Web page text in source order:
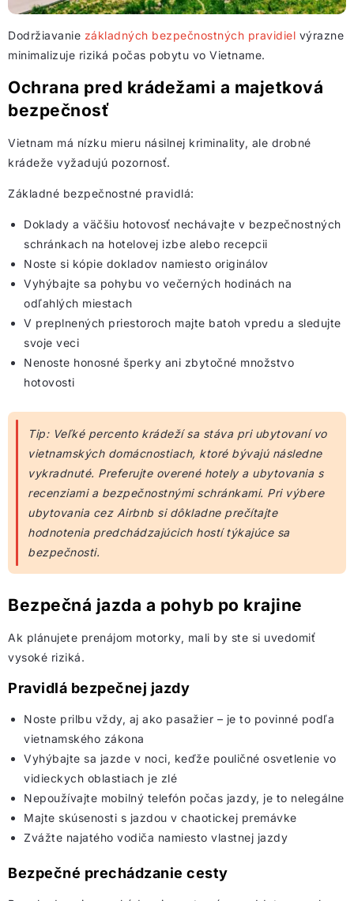
Dodržiavanie základných bezpečnostných pravidiel výrazne
minimalizuje riziká počas pobytu vo Vietname.
Ochrana pred krádežami a majetková
bezpečnosť
Vietnam má nízku mieru násilnej kriminality, ale drobné
krádeže vyžadujú pozornosť.
Základné bezpečnostné pravidlá:
Doklady a väčšiu hotovosť nechávajte v bezpečnostných
schránkach na hotelovej izbe alebo recepcii
Noste si kópie dokladov namiesto originálov
Vyhýbajte sa pohybu vo večerných hodinách na
odľahlých miestach
V preplnených priestoroch majte batoh vpredu a sledujte
svoje veci
Nenoste honosné šperky ani zbytočné množstvo
hotovosti
Tip: Veľké percento krádeží sa stáva pri ubytovaní vo
vietnamských domácnostiach, ktoré bývajú následne
vykradnuté. Preferujte overené hotely a ubytovania s
recenziami a bezpečnostnými schránkami. Pri výbere
ubytovania cez Airbnb si dôkladne prečítajte
hodnotenia predchádzajúcich hostí týkajúce sa
bezpečnosti.
Bezpečná jazda a pohyb po krajine
Ak plánujete prenájom motorky, mali by ste si uvedomiť
vysoké riziká.
Pravidlá bezpečnej jazdy
Noste prilbu vždy, aj ako pasažier – je to povinné podľa
vietnamského zákona
Vyhýbajte sa jazde v noci, keďže pouličné osvetlenie vo
vidieckych oblastiach je zlé
Nepoužívajte mobilný telefón počas jazdy, je to nelegálne
Majte skúsenosti s jazdou v chaotickej premávke
Zvážte najatého vodiča namiesto vlastnej jazdy
Bezpečné prechádzanie cesty